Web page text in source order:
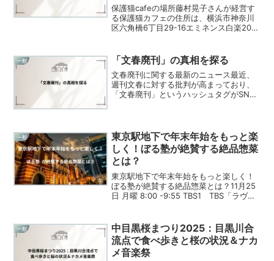
保護猫cafeの場所藤村晃子さんが経営す
る保護猫カフェの住所は、横浜市神奈川
区六角橋6丁目29-16エミネンス白楽208
やしの時間を提供しています。保護猫カ
フェArig...
一般 「文春廃刊」の真相を探る
文春廃刊に関する最新のニュース最近、
週刊文春に対する批判が高まっており、
「文春廃刊」というハッシュタグがSNS
春は、彼に関する誤報を訂...
一般
東京駅地下で年末年始をもっと楽
しく！ぼる塾が絶賛する絶品惣菜
とは？
東京駅地下で年末年始をもっと楽しく！
ぼる塾が絶賛する絶品惣菜とは？11月25
日 月曜 8:00 -9:55 TBS1 TBS「ラヴィ
す。視聴者としては、惣菜の味わいだけ
でなく、彼女たちの感想を通して食の魅
力を再確認できるのではないかと期待し
ています。
一般
中目黒桜まつり2025：目黒川合
流点で食べ歩きと桜の状況＆ナカ
メ音楽祭